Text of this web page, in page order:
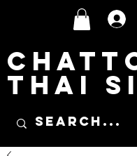
THAI